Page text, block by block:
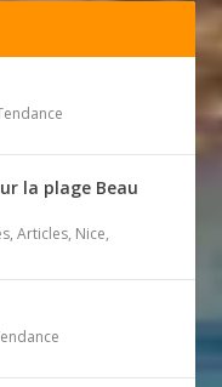
la plage Beau
,Articles, Nice,